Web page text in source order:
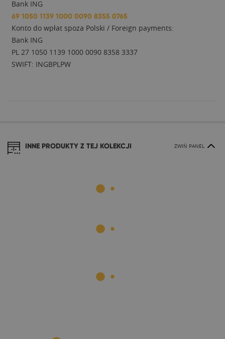
Bank ING
69 1050 1139 1000 0090 8355 0765
Konto do wpłat spoza Polski / Foreign payments:
Bank ING
PL 27 1050 1139 1000 0090 8358 3337
SWIFT: INGBPLPW
INNE PRODUKTY Z TEJ KOLEKCJI ZWIŃ PANEL